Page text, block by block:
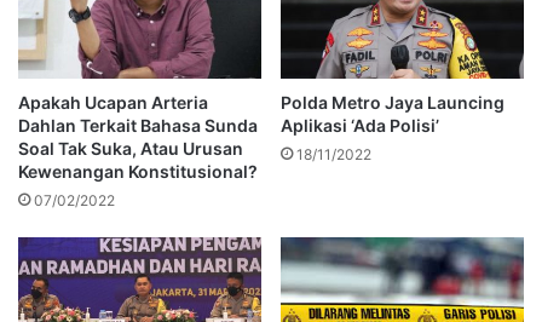
Apakah Ucapan Arteria
Dahlan Terkait Bahasa Sunda
Soal Tak Suka, Atau Urusan
Kewenangan Konstitusional?
07/02/2022
Polda Metro Jaya Launcing
Aplikasi ‘Ada Polisi’
18/11/2022